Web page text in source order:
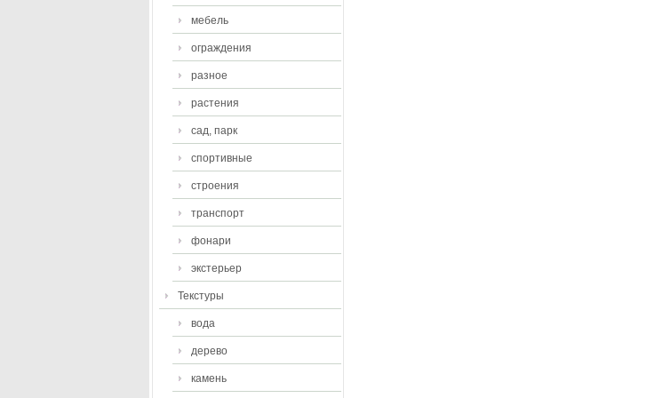
мебель
ограждения
разное
растения
сад, парк
спортивные
строения
транспорт
фонари
экстерьер
Текстуры
вода
дерево
камень